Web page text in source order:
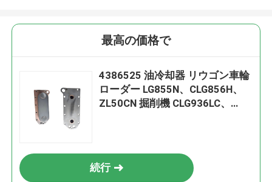
最高の価格で
4386525 油冷却器 リウゴン車輪
ローダー LG855N、CLG856H、
ZL50CN 掘削機 CLG936LC、
続行